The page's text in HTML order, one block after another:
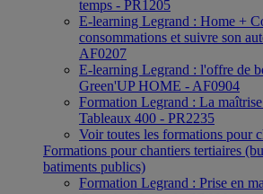
temps - PR1205
E-learning Legrand : Home +
consommations et suivre son
AF0207
E-learning Legrand : l'offre de
Green'UP HOME - AF0904
Formation Legrand : La
Tableaux 400 - PR2235
Voir toutes les formations pour
Formations pour chantiers tertiaires
batiments publics)
Formation Legrand : Prise en